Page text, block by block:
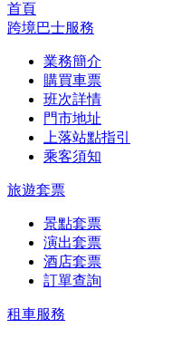
首頁
跨境巴士服務
業務簡介
購買車票
班次詳情
門市地址
上落站點指引
乘客須知
旅遊套票
景點套票
演出套票
酒店套票
訂單查詢
租車服務